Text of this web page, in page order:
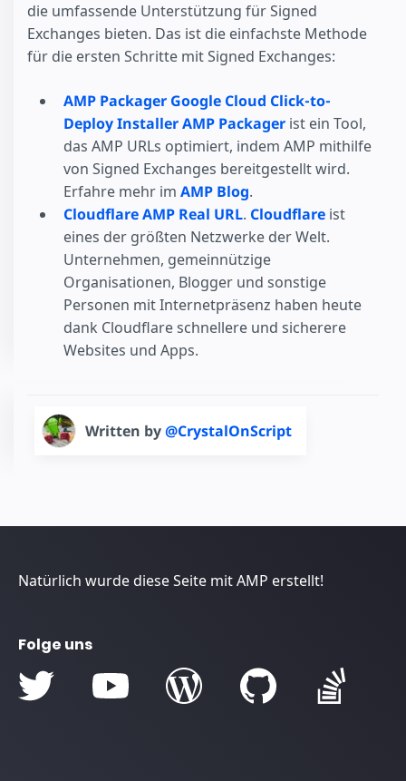
die umfassende Unterstützung für Signed
Exchanges bieten. Das ist die einfachste Methode
für die ersten Schritte mit Signed Exchanges:
AMP Packager Google Cloud Click-to-
Deploy InstallerAMP Packager ist ein Tool,
das AMP URLs optimiert, indem AMP mithilfe
von Signed Exchanges bereitgestellt wird.
Erfahre mehr im AMP Blog.
Cloudflare AMP Real URL. Cloudflare ist
eines der größten Netzwerke der Welt.
Unternehmen, gemeinnützige
Organisationen, Blogger und sonstige
Personen mit Internetpräsenz haben heute
dank Cloudflare schnellere und sicherere
Websites und Apps.
Written by@CrystalOnScript
Natürlich wurde diese Seite mit AMP erstellt!
Folge uns